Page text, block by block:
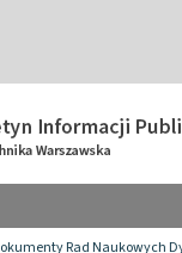
Rad Naukowych